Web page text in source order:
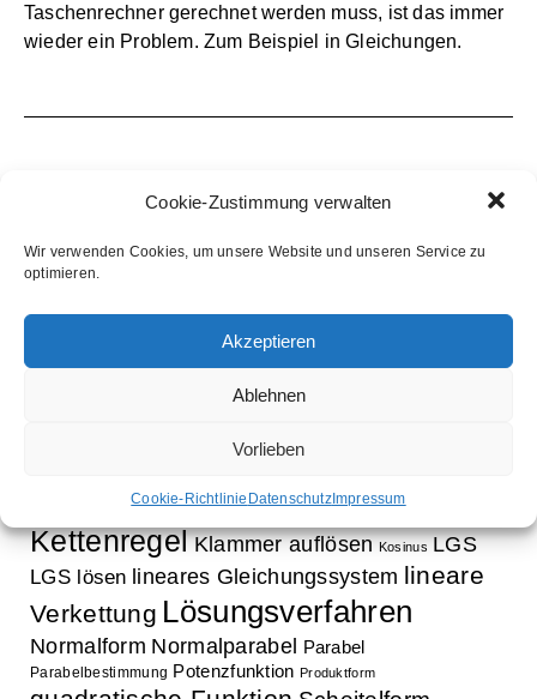
Cookie-Zustimmung verwalten
Wir verwenden Cookies, um unsere Website und unseren Service zu
optimieren.
Akzeptieren
Ablehnen
Vorlieben
Cookie-Richtlinie DatenschutzImpressum
Taschenrechner gerechnet werden muss, ist das immer
wieder ein Problem. Zum Beispiel in Gleichungen.
Aufleitung Ausklammern
Ausmultiplizieren Bestimmung Normalparabel
binomische Formeln Bruchrechnung
Funktion
Gleichungssystem innere Funktion
Kettenregel Klammer auflösen Kosinus LGS
LGS lösen lineares Gleichungssystem lineare
Verkettung Lösungsverfahren
Normalform Normalparabel Parabel
Parabelbestimmung Potenzfunktion Produktform